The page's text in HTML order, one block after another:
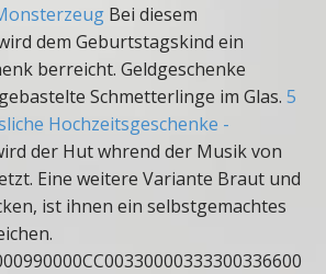
Bei diesem
dem Geburtstagskind ein
berreicht. Geldgeschenke
Schmetterlinge im Glas. 5
Hochzeitsgeschenke -
der Hut whrend der Musik von
Eine weitere Variante Braut und
ist ihnen ein selbstgemachtes